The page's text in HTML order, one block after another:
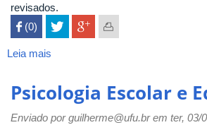
revisados.
 (0)
Leia mais
Hospitalar
Psicologia Escolar e
Enviado porguilherme@ufu.brem ter, 03/